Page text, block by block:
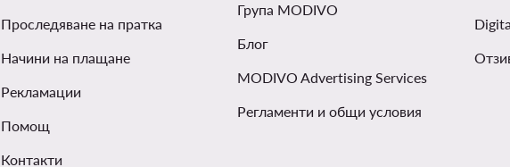
Проследяване на пратка
Начини на плащане
Рекламации
Помощ
Контакти
Група MODIVO
Блог
MODIVO Advertising Services
Регламенти и общи условия